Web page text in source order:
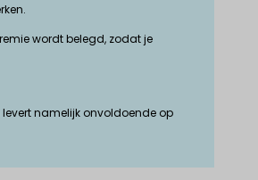
wordt belegd, zodat je
levert namelijk onvoldoende op